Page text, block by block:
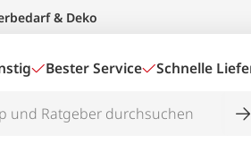
& Deko
Bester Service Schnelle